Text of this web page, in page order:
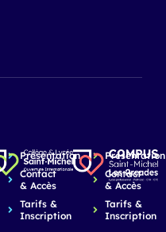
Présentation
Contact
& Accès
Tarifs &
Inscription
Présentation
Contact
& Accès
Tarifs &
Inscription